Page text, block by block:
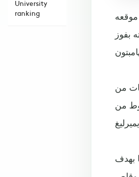
University
ranking
سيتي "الشجاع" 3-1، معززا موقعه
بفوز
من
من
بهدف